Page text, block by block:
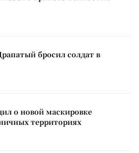
бросил солдат в
о новой маскировке
территориях